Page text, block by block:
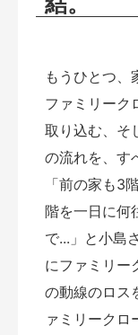
もうひとつ、
ファミリーク
取り込む、そ
の流れを、す
「前の家も3
階を一日に何
で...」と小島
にファミリー
の動線のロス
ァミリークロ